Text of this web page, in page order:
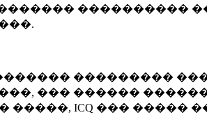
����������
.
���������
��� ������
ICQ ��� �����